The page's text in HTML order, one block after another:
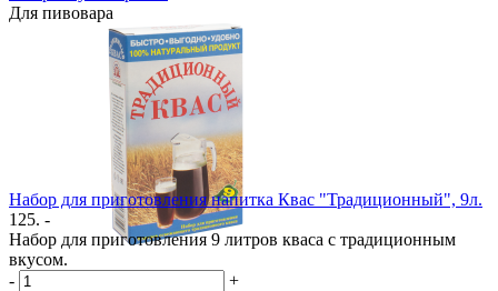
Для пивовара
Набор для приготовления напитка Квас "Традиционный", 9л.
125. -
Набор для приготовления 9 литров кваса с традиционным
вкусом.
-
+